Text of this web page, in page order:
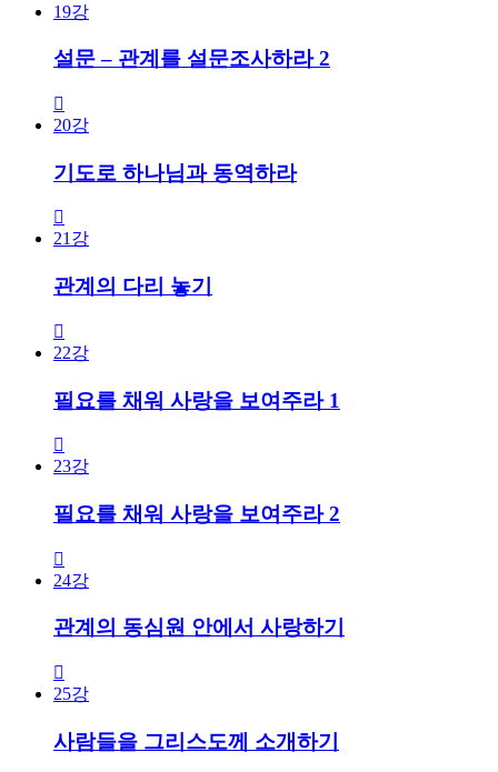
19강
설문 – 관계를 설문조사하라 2
20강
기도로 하나님과 동역하라
21강
관계의 다리 놓기
22강
필요를 채워 사랑을 보여주라 1
23강
필요를 채워 사랑을 보여주라 2
24강
관계의 동심원 안에서 사랑하기
25강
사람들을 그리스도께 소개하기